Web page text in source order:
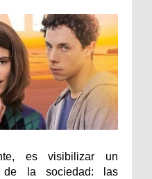
es visibilizar un
de la sociedad: las